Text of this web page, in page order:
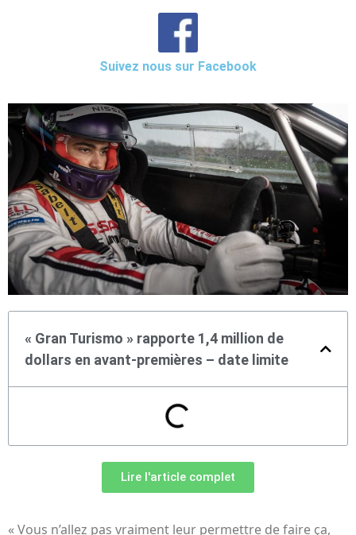
Suivez nous sur Facebook
« Gran Turismo » rapporte 1,4 million de
dollars en avant-premières – date limite
Lire l'article complet
« Vous n’allez pas vraiment leur permettre de faire ça,